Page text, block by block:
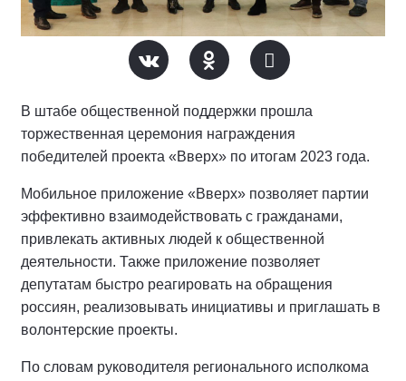
В штабе общественной поддержки прошла
торжественная церемония награждения
победителей проекта «Вверх» по итогам 2023 года.
Мобильное приложение «Вверх» позволяет партии
эффективно взаимодействовать с гражданами,
привлекать активных людей к общественной
деятельности. Также приложение позволяет
депутатам быстро реагировать на обращения
россиян, реализовывать инициативы и приглашать в
волонтерские проекты.
По словам руководителя регионального исполкома